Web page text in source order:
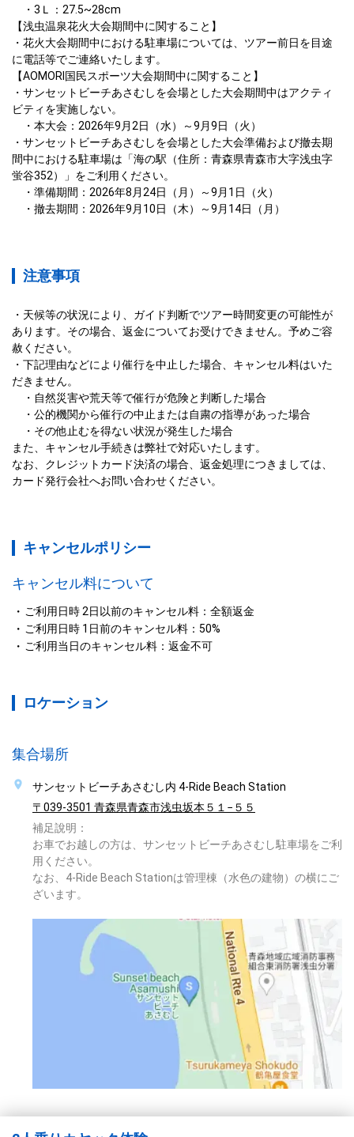
・3Ｌ：27.5~28cm
【浅虫温泉花火大会期間中に関すること】
・花火大会期間中における駐車場については、ツアー前日を目途
に電話等でご連絡いたします。
【AOMORI国民スポーツ大会期間中に関すること】
・サンセットビーチあさむしを会場とした大会期間中はアクティ
ビティを実施しない。
・本大会：2026年9月2日（水）～9月9日（火）
・サンセットビーチあさむしを会場とした大会準備および撤去期
間中における駐車場は「海の駅（住所：青森県青森市大字浅虫字
蛍谷352）」をご利用ください。
・準備期間：2026年8月24日（月）～9月1日（火）
・撤去期間：2026年9月10日（木）～9月14日（月）
注意事項
・天候等の状況により、ガイド判断でツアー時間変更の可能性が
あります。その場合、返金についてお受けできません。予めご容
赦ください。
・下記理由などにより催行を中止した場合、キャンセル料はいた
だきません。
・自然災害や荒天等で催行が危険と判断した場合
・公的機関から催行の中止または自粛の指導があった場合
・その他止むを得ない状況が発生した場合
また、キャンセル手続きは弊社で対応いたします。
なお、クレジットカード決済の場合、返金処理につきましては、
カード発行会社へお問い合わせください。
キャンセルポリシー
キャンセル料について
ご利用日時 2日以前のキャンセル料：全額返金
ご利用日時 1日前のキャンセル料：50%
ご利用当日のキャンセル料：返金不可
ロケーション
集合場所
サンセットビーチあさむし内 4-Ride Beach Station
〒039-3501 青森県青森市浅虫坂本５１−５５
補足說明：
お車でお越しの方は、サンセットビーチあさむし駐車場をご利
用ください。
なお、4-Ride Beach Stationは管理棟（水色の建物）の横にご
ざいます。